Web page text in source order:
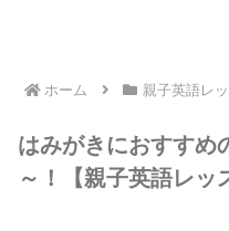
ホーム 親子英語レ
はみがきにおすすめ
～！【親子英語レッ